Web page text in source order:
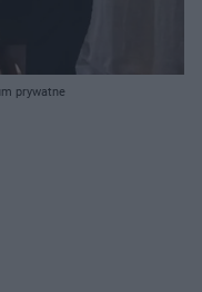
prywatne